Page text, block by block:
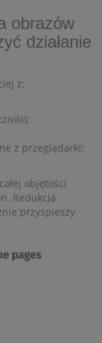
obrazów
działanie
z:
z przeglądarki;
objętości
Redukcja
przyspieszy